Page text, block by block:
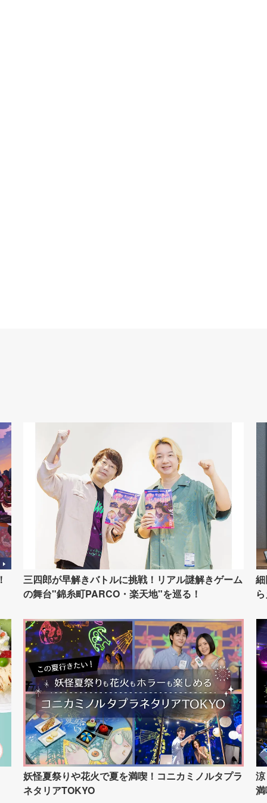
三四郎が早解きバトルに挑戦！リアル謎解きゲーム
の舞台"錦糸町PARCO・楽天地"を巡る！
妖怪夏祭りや花火で夏を満喫！コニカミノルタプラ
ネタリアTOKYO